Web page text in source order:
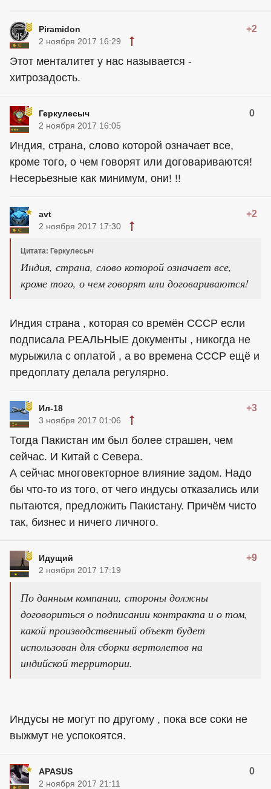
Piramidon +2
2 ноября 2017 16:29
Этот менталитет у нас называется -
хитрозадость.
Геркулесыч 0
2 ноября 2017 16:05
Индия, страна, слово которой означает все,
кроме того, о чем говорят или договариваются!
Несерьезные как минимум, они! !!
avt +2
2 ноября 2017 17:30
Цитата: Геркулесыч
Индия, страна, слово которой означает все,
кроме того, о чем говорят или договариваются!
Индия страна , которая со времён СССР если
подписала РЕАЛЬНЫЕ документы , никогда не
мурыжила с оплатой , а во времена СССР ещё и
предоплату делала регулярно.
Ил-18 +3
3 ноября 2017 01:06
Тогда Пакистан им был более страшен, чем
сейчас. И Китай с Севера.
А сейчас многовекторное влияние задом. Надо
бы что-то из того, от чего индусы отказались или
пытаются, предложить Пакистану. Причём чисто
так, бизнес и ничего личного.
Идущий +9
2 ноября 2017 17:19
По данным компании, стороны должны
договориться о подписании контракта и о том,
какой производственный объект будет
использован для сборки вертолетов на
индийской территории.
Индусы не могут по другому , пока все соки не
выжмут не успокоятся.
APASUS 0
2 ноября 2017 21:11